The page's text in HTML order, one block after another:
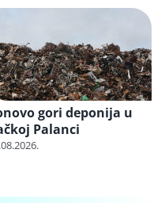
gori deponija u
Palanci